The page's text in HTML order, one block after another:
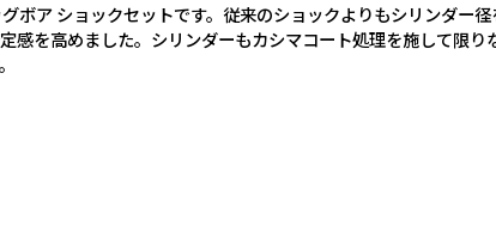
ボア ショックセットです。従来のショックよりもシリンダー
感を高めました。シリンダーもカシマコート処理を施して限